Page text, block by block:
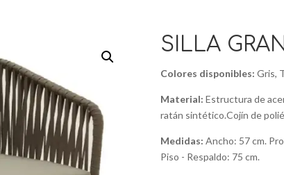
SILLA
Colores disponibles: Gris,
Material: Estructura de
ratán sintético.Cojín de
Medidas: Ancho: 57 cm.
Piso - Respaldo: 75 cm.